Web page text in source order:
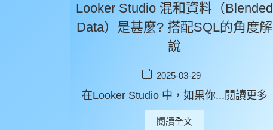
Looker Studio 混和資料（Blended
Data）是甚麼? 搭配SQL的角度解
說
2025-03-29
在Looker Studio 中，如果你...閱讀更多
閱讀全文